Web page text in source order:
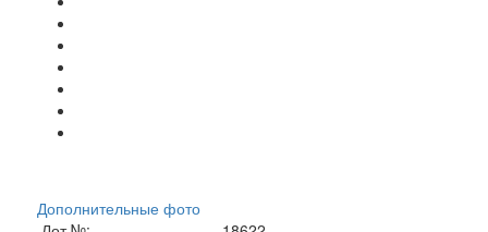
Дополнительные фото